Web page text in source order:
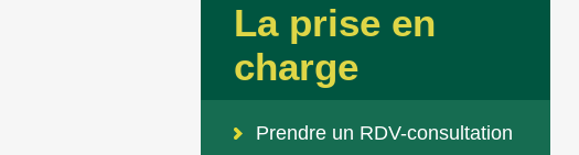
La prise en
charge
Prendre un RDV-consultation